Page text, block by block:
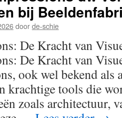
bij
doorde-schie
De Kracht van
De Kracht van
ook wel bekend als
krachtige tools die
zoals architectuur,